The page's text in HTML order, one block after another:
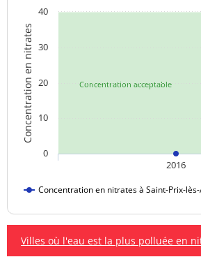
Concentration acceptable
Concentration en nitrates
Concentration en nitrates à Saint-Prix-
2016
0
10
20
30
40
Villes où l'eau est la plus polluée en